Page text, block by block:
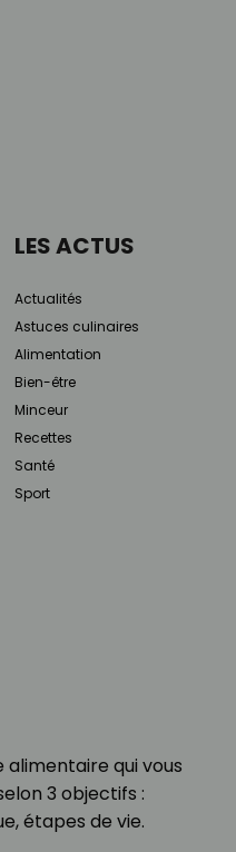
alimentaire qui vous
3 objectifs :
étapes de vie.
LES ACTUS
Actualités
Astuces culinaires
Alimentation
Bien-être
Minceur
Recettes
Santé
Sport